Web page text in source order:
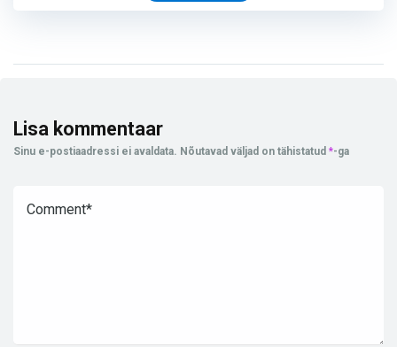
Lisa kommentaar
Sinu e-postiaadressi ei avaldata. Nõutavad väljad on tähistatud *-ga